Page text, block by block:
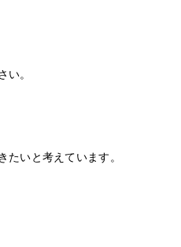
い。
いと考えています。